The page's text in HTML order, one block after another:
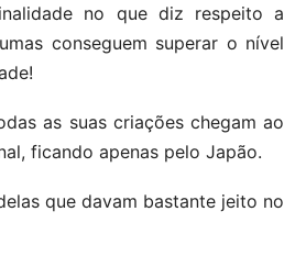
no que diz respeito a
conseguem superar o nível
as suas criações chegam ao
ficando apenas pelo Japão.
que davam bastante jeito no